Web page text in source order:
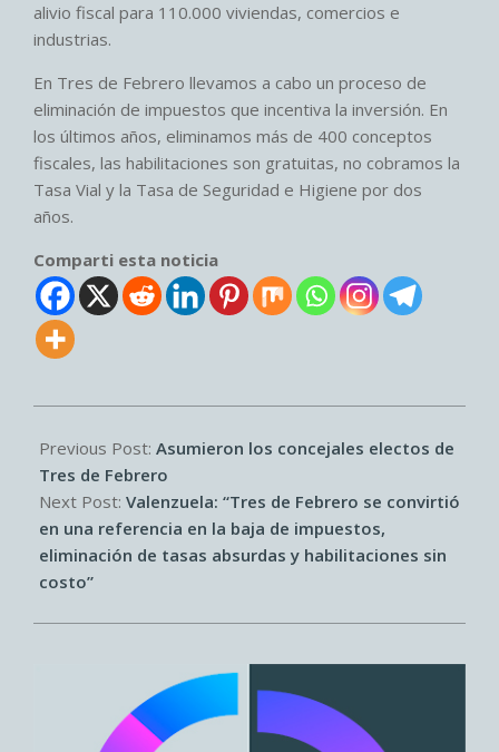
alivio fiscal para 110.000 viviendas, comercios e
industrias.
En Tres de Febrero llevamos a cabo un proceso de
eliminación de impuestos que incentiva la inversión. En
los últimos años, eliminamos más de 400 conceptos
fiscales, las habilitaciones son gratuitas, no cobramos la
Tasa Vial y la Tasa de Seguridad e Higiene por dos
años.
Comparti esta noticia
12-
04
Previous Post: Asumieron los concejales electos de
Tres de Febrero
Next Post: Valenzuela: “Tres de Febrero se convirtió
en una referencia en la baja de impuestos,
eliminación de tasas absurdas y habilitaciones sin
costo”